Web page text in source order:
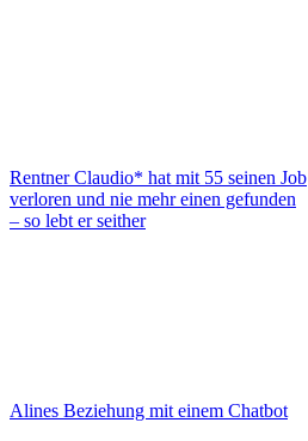
Rentner Claudio* hat mit 55 seinen Job
verloren und nie mehr einen gefunden
– so lebt er seither
Alines Beziehung mit einem Chatbot